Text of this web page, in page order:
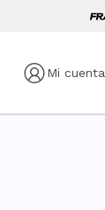
Mi cuenta